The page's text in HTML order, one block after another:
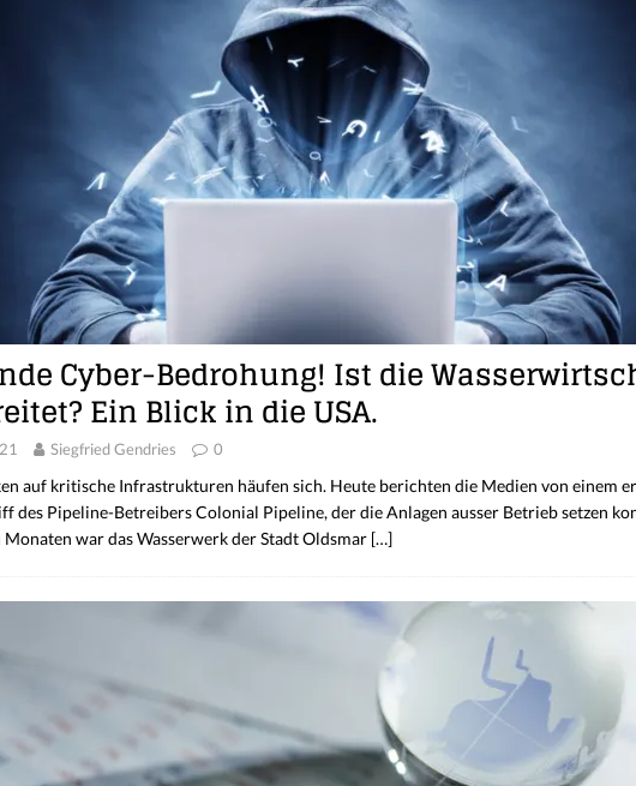
Cyber-Bedrohung! Ist die
Ein Blick in die USA.
Siegfried Gendries 0
auf kritische Infrastrukturen häufen sich. Heute berichten die Medien von einem
des Pipeline-Betreibers Colonial Pipeline, der die Anlagen ausser Betrieb setzen
war das Wasserwerk der Stadt Oldsmar […]